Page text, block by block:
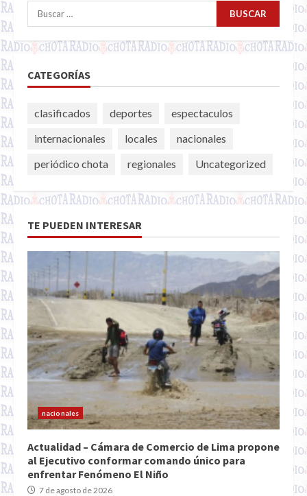
Buscar:
CATEGORÍAS
clasificados deportes
espectaculos
internacionales
locales
nacionales
periódico chota
regionales Uncategorized
TE PUEDEN INTERESAR
nacionales
Actualidad – Cámara de Comercio de Lima propone
al Ejecutivo conformar comando único para
enfrentar Fenómeno El Niño
7 de agosto de 2026